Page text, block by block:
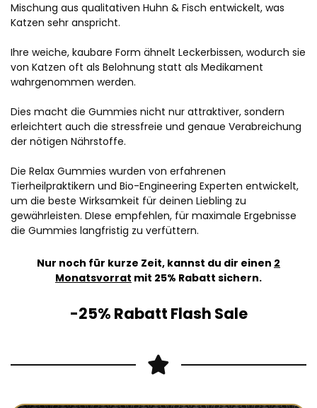
Mischung aus qualitativen Huhn & Fisch entwickelt, was
Katzen sehr anspricht.
Ihre weiche, kaubare Form ähnelt Leckerbissen, wodurch sie
von Katzen oft als Belohnung statt als Medikament
wahrgenommen werden.
Dies macht die Gummies nicht nur attraktiver, sondern
erleichtert auch die stressfreie und genaue Verabreichung
der nötigen Nährstoffe.
Die Relax Gummies wurden von erfahrenen
Tierheilpraktikern und Bio-Engineering Experten entwickelt,
um die beste Wirksamkeit für deinen Liebling zu
gewährleisten. DIese empfehlen, für maximale Ergebnisse
die Gummies langfristig zu verfüttern.
Nur noch für kurze Zeit, kannst du dir einen 2
Monatsvorrat mit 25% Rabatt sichern.
-25% Rabatt Flash Sale